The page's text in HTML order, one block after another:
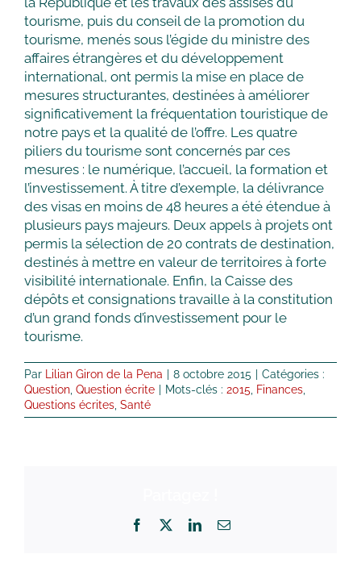
tourisme, puis du conseil de la promotion du
tourisme, menés sous l’égide du ministre des
affaires étrangères et du développement
international, ont permis la mise en place de
mesures structurantes, destinées à améliorer
significativement la fréquentation touristique de
notre pays et la qualité de l’offre. Les quatre
piliers du tourisme sont concernés par ces
mesures : le numérique, l’accueil, la formation et
l’investissement. À titre d’exemple, la délivrance
des visas en moins de 48 heures a été étendue à
plusieurs pays majeurs. Deux appels à projets ont
permis la sélection de 20 contrats de destination,
destinés à mettre en valeur de territoires à forte
visibilité internationale. Enfin, la Caisse des
dépôts et consignations travaille à la constitution
d’un grand fonds d’investissement pour le
tourisme.
Par Lilian Giron de la Pena 8 octobre 2015
Catégories :
Question Question écrite Mots-clés : 2015 Finances
Questions écrites Santé
Facebook LinkedInEmail